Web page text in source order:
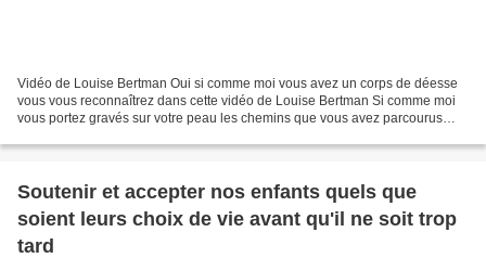
Vidéo de Louise Bertman Oui si comme moi vous avez un corps de déesse
vous vous reconnaîtrez dans cette vidéo de Louise Bertman Si comme moi
vous portez gravés sur votre peau les chemins que vous avez parcourus
Soutenir et accepter nos enfants quels que
soient leurs choix de vie avant qu'il ne soit trop
tard